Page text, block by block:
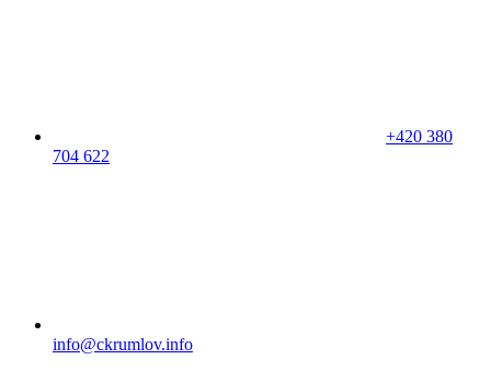
+420 380
704 622
info@ckrumlov.info